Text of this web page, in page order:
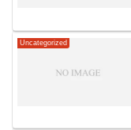
Uncategorized